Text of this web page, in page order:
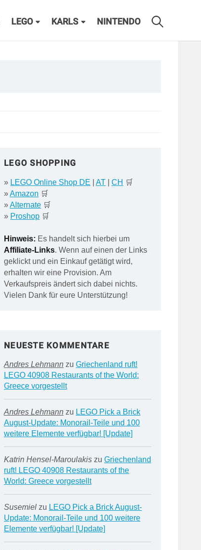
LEGO KARLS NINTENDO
LEGO SHOPPING
» LEGO Online Shop DE AT| CH 🛒
»Amazon 🛒
»Alternate🛒
» Proshop🛒
Hinweis: Es handelt sich hierbei um
Affiliate-Links. Wenn auf einen der Links
geklickt und ein Einkauf getätigt wird,
erhalten wir eine Provision. Am
Verkaufspreis ändert sich dabei nichts.
Vielen Dank für eure Unterstützung!
NEUESTE KOMMENTARE
Andres Lehmannzu Griechenland ruft!
LEGO 40908 Restaurants of the World:
Greece vorgestellt
Andres Lehmannzu LEGO Pick a Brick
August-Update: Monorail-Teile und 100
weitere Elemente verfügbar! [Update]
Katrin Hensel-Maroulakiszu Griechenland
ruft! LEGO 40908 Restaurants of the
World: Greece vorgestellt
Susemielzu LEGO Pick a Brick August-
Update: Monorail-Teile und 100 weitere
Elemente verfügbar! [Update]